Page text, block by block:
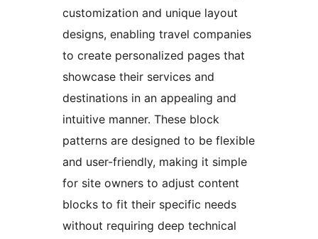
customization and unique layout
designs, enabling travel companies
to create personalized pages that
showcase their services and
destinations in an appealing and
intuitive manner. These block
patterns are designed to be flexible
and user-friendly, making it simple
for site owners to adjust content
blocks to fit their specific needs
without requiring deep technical